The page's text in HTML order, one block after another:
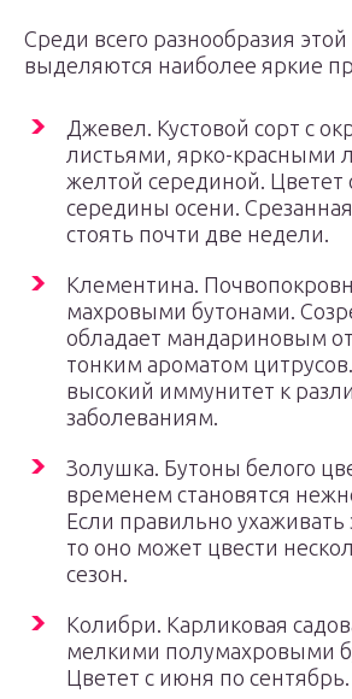
Среди всего разнообразия
выделяются наиболее яркие
Джевел. Кустовой сорт с
листьями, ярко-красными
желтой серединой. Цветет
середины осени.
стоять почти две недели.
Клементина.
махровыми бутонами.
обладает мандариновым
тонким ароматом
высокий иммунитет к
заболеваниям.
Золушка. Бутоны белого
временем становятся
Если правильно ухаживать
то оно может цвести
сезон.
Колибри. Карликовая
мелкими полумахровыми
Цветет с июня по